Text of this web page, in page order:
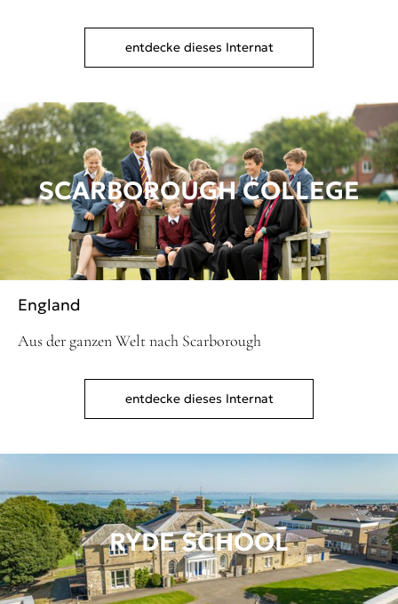
entdecke dieses Internat
SCARBOROUGH COLLEGE
England
Aus der ganzen Welt nach Scarborough
entdecke dieses Internat
RYDE SCHOOL